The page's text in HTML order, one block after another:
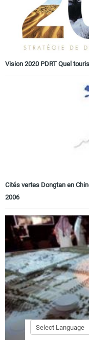
Vision 2020 PDRT Quel
Cités vertes Dongtan en
2006